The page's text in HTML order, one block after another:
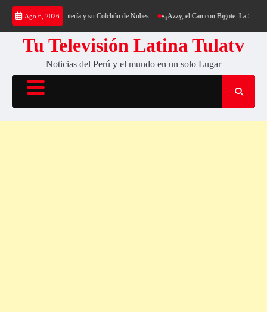
Saltar
contenido
Ago 6, 2026
al Cerro Cantería y su Colchón de Nubes «¡Azzy, el Can con Bigote: La Sensación
Tu Televisión Latina Tulatv
Noticias del Perú y el mundo en un solo Lugar